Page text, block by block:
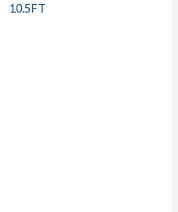
10.5FT